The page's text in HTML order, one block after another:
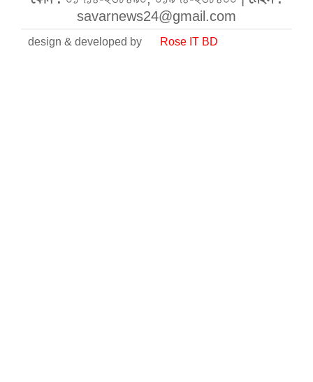
savarnews24@gmail.com
design & developed by Rose IT BD